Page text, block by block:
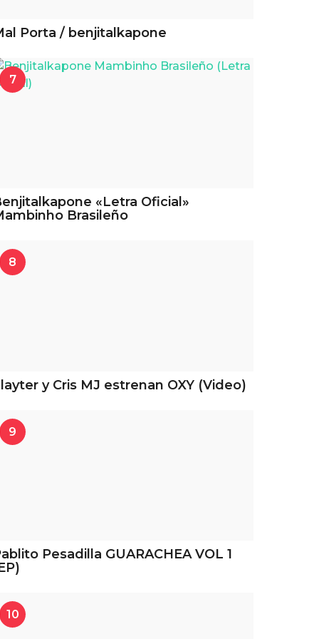
Porta / benjitalkapone
7
«Letra Oficial»
Brasileño
8
y Cris MJ estrenan OXY (Video)
9
Pesadilla GUARACHEA VOL 1
10